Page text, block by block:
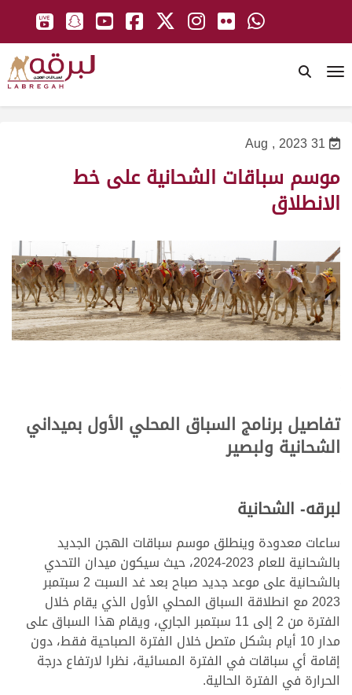
31 Aug , 2023
موسم سباقات الشحانية على خط
الانطلاق
تفاصيل برنامج السباق المحلي الأول بميداني
الشحانية ولبصير
لبرقه- الشحانية
ساعات معدودة وينطلق موسم سباقات الهجن الجديد
بالشحانية للعام 2023-2024، حيث سيكون ميدان التحدي
بالشحانية على موعد جديد صباح بعد غد السبت 2 سبتمبر
2023 مع انطلاقة السباق المحلي الأول الذي يقام خلال
الفترة من 2 إلى 11 سبتمبر الجاري، ويقام هذا السباق على
مدار 10 أيام بشكل متصل خلال الفترة الصباحية فقط، دون
إقامة أي سباقات في الفترة المسائية، نظرا لارتفاع درجة
الحرارة في الفترة الحالية.